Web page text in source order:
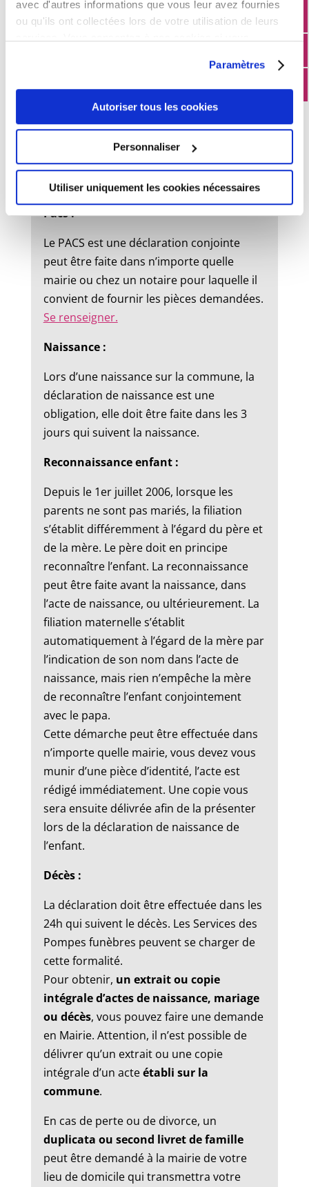
avec d'autres informations que vous leur avez fournies
ou qu'ils ont collectées lors de votre utilisation de leurs
Paramètres
Autoriser tous les cookies
Personnaliser
Utiliser uniquement les cookies nécessaires
État civil
Un dossier de mariage est à retirer en
mairie. Le mariage peut être célébré dans
la commune où l’un des futurs époux à
son domicile ou sa résidence.
Pacs :
Le PACS est une déclaration conjointe
peut être faite dans n’importe quelle
mairie ou chez un notaire pour laquelle il
convient de fournir les pièces demandées.
Se renseigner.
Naissance :
Lors d’une naissance sur la commune, la
déclaration de naissance est une
obligation, elle doit être faite dans les 3
jours qui suivent la naissance.
Reconnaissance enfant :
Depuis le 1er juillet 2006, lorsque les
parents ne sont pas mariés, la filiation
s’établit différemment à l’égard du père et
de la mère. Le père doit en principe
reconnaître l’enfant. La reconnaissance
peut être faite avant la naissance, dans
l’acte de naissance, ou ultérieurement. La
filiation maternelle s’établit
automatiquement à l’égard de la mère par
l’indication de son nom dans l’acte de
naissance, mais rien n’empêche la mère
de reconnaître l’enfant conjointement
avec le papa.
Cette démarche peut être effectuée dans
n’importe quelle mairie, vous devez vous
munir d’une pièce d’identité, l’acte est
rédigé immédiatement. Une copie vous
sera ensuite délivrée afin de la présenter
lors de la déclaration de naissance de
l’enfant.
Décès :
La déclaration doit être effectuée dans les
24h qui suivent le décès. Les Services des
Pompes funèbres peuvent se charger de
cette formalité.
Pour obtenir, un extrait ou copie
intégrale d’actes de naissance, mariage
ou décès, vous pouvez faire une demande
en Mairie. Attention, il n’est possible de
délivrer qu’un extrait ou une copie
intégrale d’un acteétabli sur la
commune.
En cas de perte ou de divorce, un
duplicata ou second livret de famille
peut être demandé à la mairie de votre
lieu de domicile qui transmettra votre